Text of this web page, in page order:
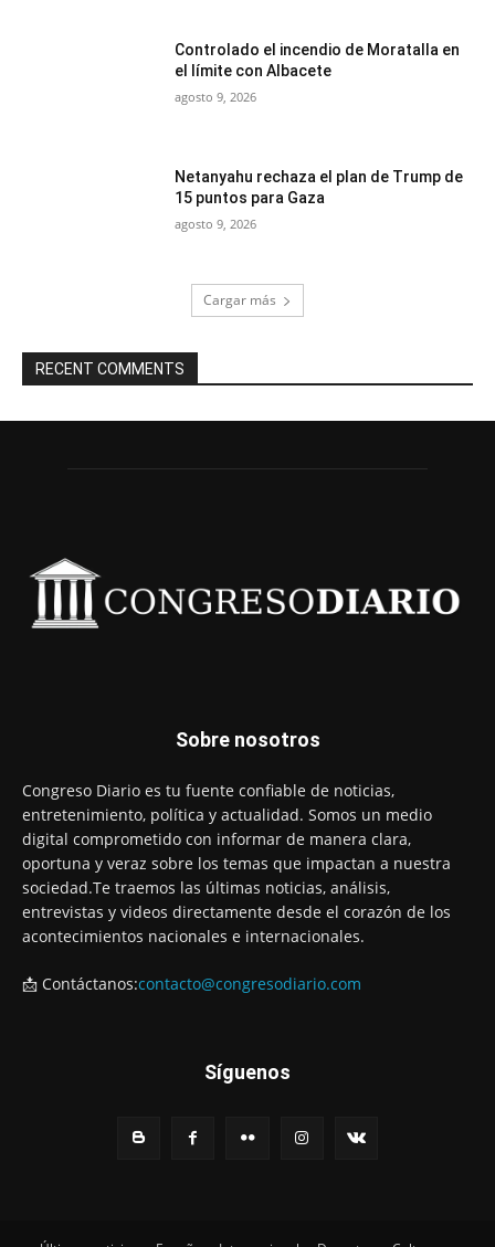
Controlado el incendio de Moratalla en
el límite con Albacete
agosto 9, 2026
Netanyahu rechaza el plan de Trump de
15 puntos para Gaza
agosto 9, 2026
Cargar más
RECENT COMMENTS
Sobre nosotros
Congreso Diario es tu fuente confiable de noticias,
entretenimiento, política y actualidad. Somos un medio
digital comprometido con informar de manera clara,
oportuna y veraz sobre los temas que impactan a nuestra
sociedad.Te traemos las últimas noticias, análisis,
entrevistas y videos directamente desde el corazón de los
acontecimientos nacionales e internacionales.
📩 Contáctanos:contacto@congresodiario.com
Síguenos